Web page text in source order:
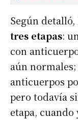
Según detalló,
tres etapas:
con
aún
anticuerpos
pero todavía
etapa, cuando